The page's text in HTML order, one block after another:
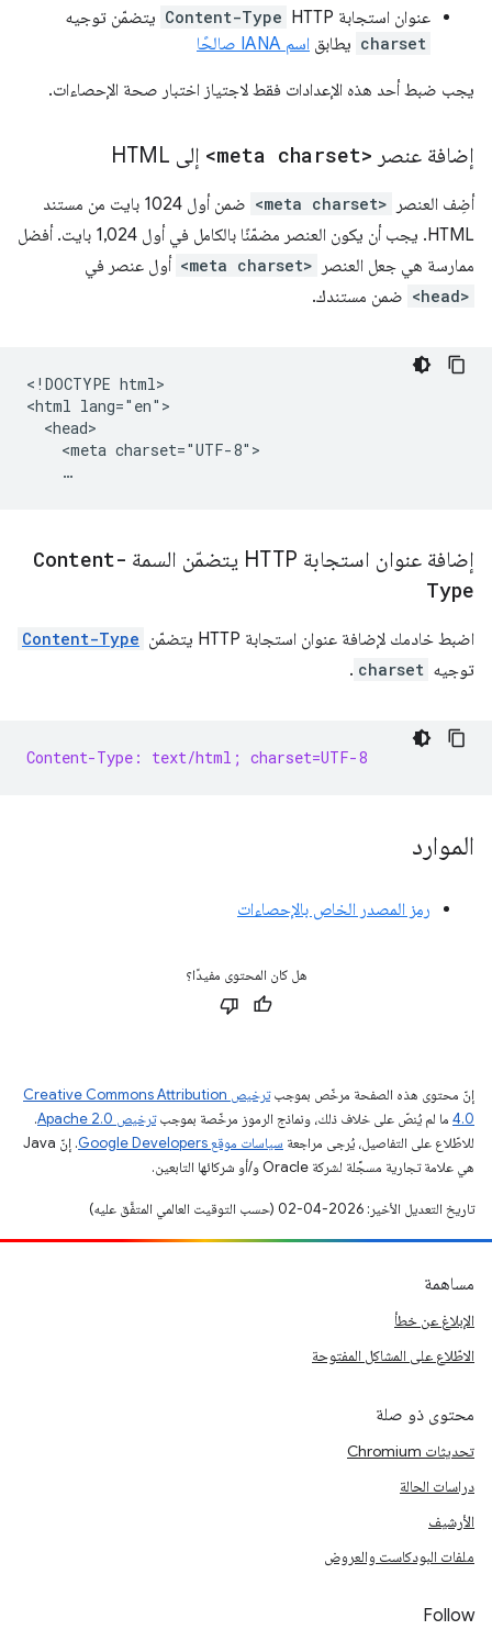
عنوان استجابة HTTP
Content-Type يتضمّن توجيه
charset يطابق اسم IANA صالحًا
يجب ضبط أحد هذه الإعدادات فقط لاجتياز اختبار صحة الإحصاءات.
إضافة عنصر <meta charset> إلى HTML
أضِف العنصر <meta charset>
ضمن أول 1024 بايت من مستند
HTML. يجب أن يكون العنصر مضمّنًا بالكامل في أول 1,024 بايت. أفضل
ممارسة هي جعل العنصر
<meta charset> أول عنصر في
<head> ضمن مستندك.
<!DOCTYPE html>
<html lang="en">
  <head>
    <meta charset="UTF-8">
إضافة عنوان استجابة HTTP يتضمّن السمة
Content-
Type
اضبط خادمك لإضافة عنوان استجابة HTTP يتضمّن Content-Type
توجيه charset
.
Content-Type: text/html; charset=UTF-8
الموارد
رمز المصدر الخاص بالإحصاءات
هل كان المحتوى مفيدًا؟
إنّ محتوى هذه الصفحة مرخّص بموجب
ترخيص Creative Commons Attribution
4.0‏ ما لم يُنصّ على خلاف ذلك، ونماذج الرموز مرخّصة بموجبترخيص Apache 2.0‏
.
للاطّلاع على التفاصيل، يُرجى مراجعة سياسات موقع Google Developers‏
. إنّ Java
هي علامة تجارية مسجَّلة لشركة Oracle و/أو شركائها التابعين.
تاريخ التعديل الأخير: 2026-04-02 (حسب التوقيت العالمي المتفَّق عليه)
مساهمة
الإبلاغ عن خطأ
الاطّلاع على المشاكل المفتوحة
محتوى ذو صلة
تحديثات Chromium
دراسات الحالة
الأرشيف
ملفات البودكاست والعروض
Follow